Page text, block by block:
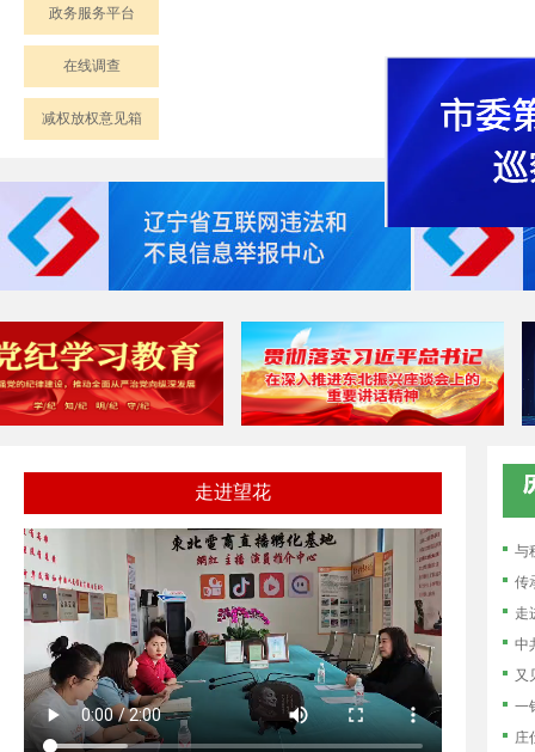
政务服务平台
在线调查
减权放权意见箱
走进望花
与
中
又
庄